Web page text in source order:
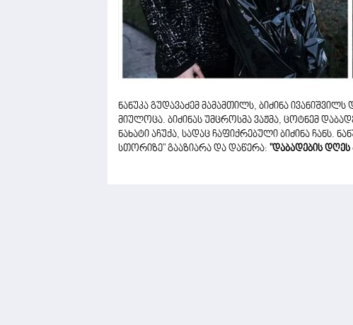
ნანუკა გუდავაძემ მამამთილს, ბიძინა
მიულოცა. ბიძინას უმცროსმა ვაჟმა, ცოტნემ
ნახატი აჩუქა, სადაც ჩაფიქრებული ბიძინა ჩანს.
სთორიზე" გააზიარა და დაწერა: "დაბადების